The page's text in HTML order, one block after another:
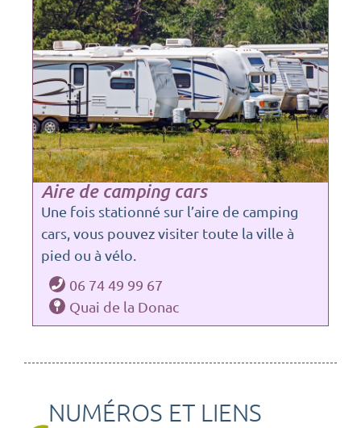
Aire de camping cars
Une fois stationné sur l’aire de camping
cars, vous pouvez visiter toute la ville à
pied ou à vélo.
06 74 49 99 67
Quai de la Donac
NUMÉROS ET LIENS